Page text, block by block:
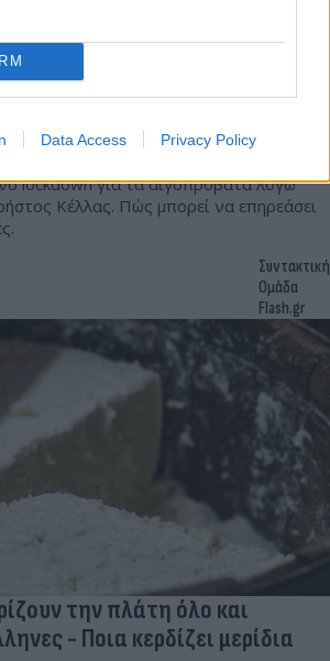
Data Access Privacy Policy
τη φέτα: Το «λουκέτο» που
lockdown για τα αιγοπρόβατα λόγω
Κέλλας. Πώς μπορεί να επηρεάσει
Συντακτική
Ομάδα
Flash.gr
την πλάτη όλο και
- Ποια κερδίζει μερίδια